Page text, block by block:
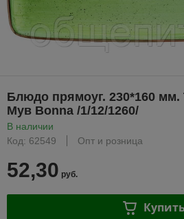
Блюдо прямоуг. 230*160
Мув Bonna /1/12/1260/
В наличии
Код: 62549
Опт и розница
52,30 руб.